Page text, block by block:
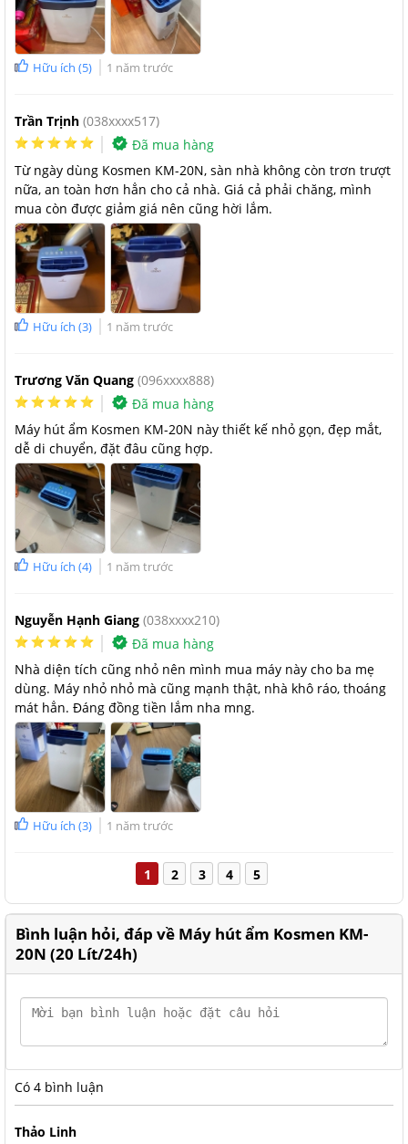
Công dụng của máy hút ẩm dân dụng Kosmen KM-
20N
Tạo ra môi trường trong lành
ra môi trường không khí khô ráo và cực kỳ thoáng đãng, qua đó
hạn chế các bệnh do vi khuẩn gây ra và bảo vệ sức khỏe của cả
gia đình.
Bảo vệ các thiết bị trong gia đình
Khi bị vi khuẩn, nấm mốc xâm nhập thì các nền nhà bằng gỗ sẽ
xảy ra hiện tượng bong tróc trong khi các thiết bị điện sẽ bị
chập mạch và tuổi thọ bị giảm đáng kể. Tuy nhiên, với máy hút
ẩm thì hầu như các vấn đề này sẽ dần được khắc phục hoàn
toàn.
nhà, nền nhà. Hay các đồ điện trong gia đình như tivi, máy ảnh,
máy tính hay đầu đĩa là những nơi rất dễ bị vi khuẩn, nấm mốc
xâm nhập.
Máy hút ẩm dân dụng Kosmen KM-20N có thể sấy
khô quần áo
Thay vì mua một chiếc máy sấy quần áo với giá bán tương đối
cao thì bạn có thể cân nhắc chọn mua máy hút ẩm như một
giải pháp thay thế khá hiệu quả. Quần áo sau khi giặt xong nếu
không khô được thường có mùi hôi khó chịu, lúc này các máy
Kosmen KM-20N giúp sấy khô quần áo nhanh chóng
Thương hiệu máy hút ẩm Kosmen của Đức
Kosmen là thương hiệu máy hút ẩm cao cấp đến từ Đức, dù chỉ
có mặt tại Việt Nam từ năm 2017 nhưng đến nay Kosmen đang
cộng nghệ, thiết kế thông minh, sang trọng mang đến giải
để được sống khỏe trọn vẹn.
Hữu ích (5) 1 năm trước
Trần Trịnh (038xxxx517)
Đã mua hàng
Từ ngày dùng Kosmen KM-20N, sàn nhà không còn trơn trượt
nữa, an toàn hơn hẳn cho cả nhà. Giá cả phải chăng, mình
mua còn được giảm giá nên cũng hời lắm.
Hữu ích (3) 1 năm trước
Trương Văn Quang (096xxxx888)
Đã mua hàng
Máy hút ẩm Kosmen KM-20N này thiết kế nhỏ gọn, đẹp mắt,
dễ di chuyển, đặt đâu cũng hợp.
Hữu ích (4) 1 năm trước
Nguyễn Hạnh Giang (038xxxx210)
Đã mua hàng
Nhà diện tích cũng nhỏ nên mình mua máy này cho ba mẹ
dùng. Máy nhỏ nhỏ mà cũng mạnh thật, nhà khô ráo, thoáng
mát hẳn. Đáng đồng tiền lắm nha mng.
Hữu ích (3) 1 năm trước
1 2 3 4 5
Bình luận hỏi, đáp về Máy hút ẩm Kosmen KM-
20N (20 Lít/24h)
Có 4 bình luận
Thảo Linh